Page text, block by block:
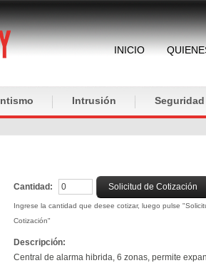
INICIO
Intrusión
Cantidad: Solicitud de Cotización
Ingrese la cantidad que desee cotizar, luego pulse
Cotización"
Descripción:
Central de alarma hibrida, 6 zonas, permite